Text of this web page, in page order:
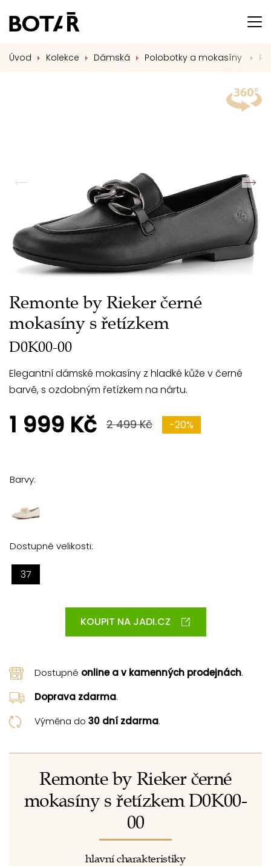
Úvod Kolekce Dámská Polobotky a mokasíny
Remonte by Rieker černé
mokasíny s řetízkem
D0K00-00
Elegantní dámské mokasíny z hladké kůže v černé
barvě, s ozdobným řetízkem na nártu.
1 999 Kč 2 499 Kč -20%
Barvy:
Dostupné velikosti:
37
KOUPIT NA JADI.CZ
Dostupné online a v kamenných prodejnách.
Doprava zdarma.
Výměna do 30 dní zdarma.
Remonte by Rieker černé
mokasíny s řetízkem D0K00-
00
hlavní charakteristiky